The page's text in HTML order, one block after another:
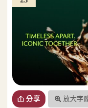
分享 放大字